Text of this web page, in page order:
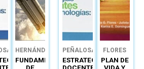
HERNÁNDEZ
FUNDAMENTOS
DE
PEÑALOSA
ESTRATEGIAS
DOCENTES
FLORES
PLAN DE
VIDA Y